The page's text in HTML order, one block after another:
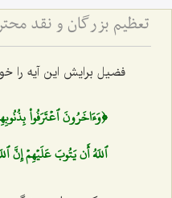
فضیل برایش این آیه را
﴿وَءَاخَرُونَ ٱعۡتَرَفُواْ
ٱللَهُ أَن يَتُوبَ عَلَيۡهِمۡ إِنَّ